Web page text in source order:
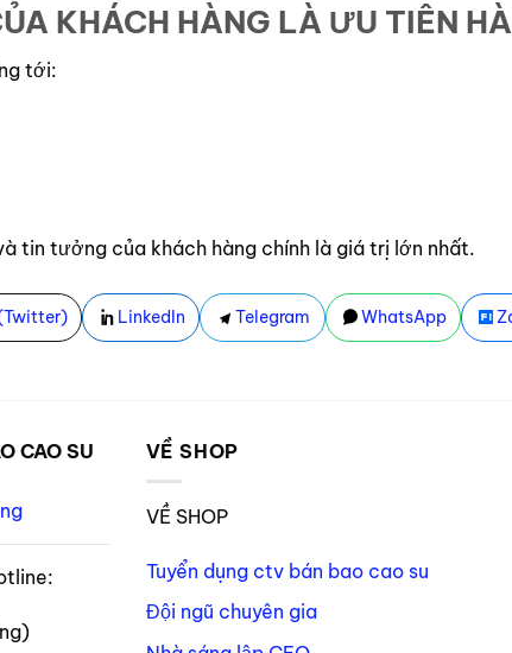
KHÁCH HÀNG LÀ ƯU TIÊN
tới:
tin tưởng của khách hàng chính là giá trị lớn nhất.
LinkedIn Telegram WhatsApp
CAO SU
VỀ SHOP
VỀ SHOP
Tuyển dụng ctv bán bao cao su
Đội ngũ chuyên gia